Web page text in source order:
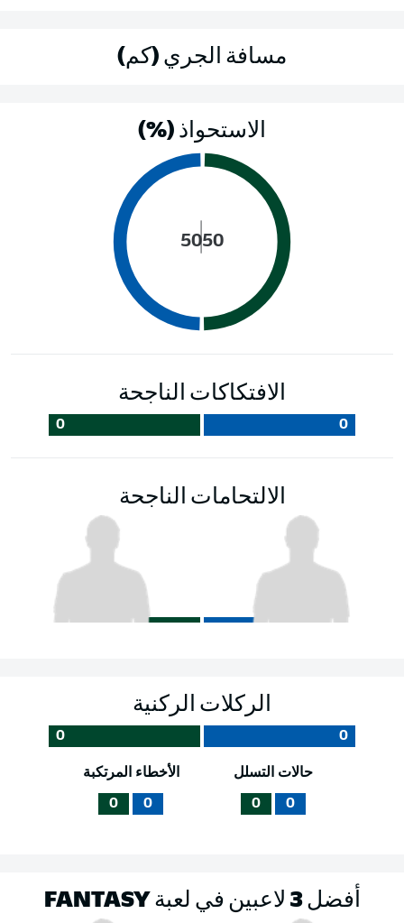
مسافة الجري (كم)
الاستحواذ (%)
50
50
الافتكاكات الناجحة
0
0
الالتحامات الناجحة
الركلات الركنية
0
0
حالات التسلل
0
0
الأخطاء المرتكبة
0
0
أفضل 3 لاعبين في لعبة FANTASY